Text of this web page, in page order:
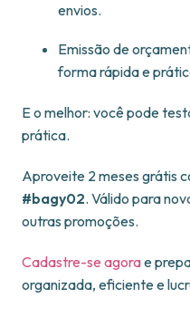
envios.
Emissão de
forma rápida e
E o melhor: você pode
prática.
Aproveite 2 meses grátis
#bagy02. Válido para
outras promoções.
Cadastre-se agorae
organizada, eficiente e